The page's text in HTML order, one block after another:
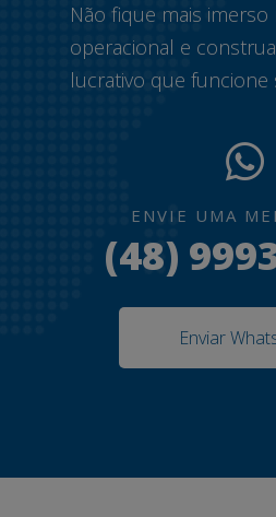
Não fique mais imerso
operacional e
lucrativo que funcione
ENVIE UMA
(48)
Enviar